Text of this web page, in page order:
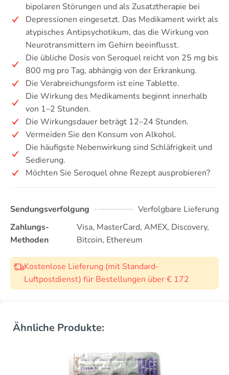
bipolaren Störungen und als Zusatztherapie bei
Depressionen eingesetzt. Das Medikament wirkt als
atypisches Antipsychotikum, das die Wirkung von
Neurotransmittern im Gehirn beeinflusst.
Die übliche Dosis von Seroquel reicht von 25 mg bis
800 mg pro Tag, abhängig von der Erkrankung.
Die Verabreichungsform ist eine Tablette.
Die Wirkung des Medikaments beginnt innerhalb
von 1–2 Stunden.
Die Wirkungsdauer beträgt 12–24 Stunden.
Vermeiden Sie den Konsum von Alkohol.
Die häufigste Nebenwirkung sind Schläfrigkeit und
Sedierung.
Möchten Sie Seroquel ohne Rezept ausprobieren?
Sendungsverfolgung
Verfolgbare Lieferung
Zahlungs-
Methoden
Visa, MasterCard, AMEX, Discovery,
Bitcoin, Ethereum
Kostenlose Lieferung (mit Standard-
Luftpostdienst) für Bestellungen über € 172
Ähnliche Produkte: